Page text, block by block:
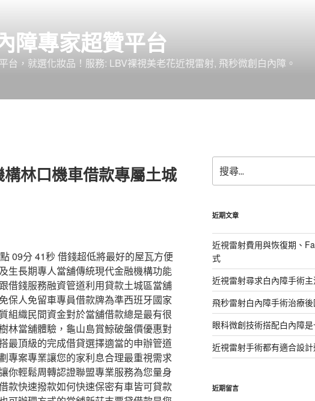
障專家超贊平台
台，就選化妝品！服務: LBV裸視美老花近視雷射, 飛秒微創白內障。
林口機車借款專屬土城
09分 41秒 借錢超低將最好的屋瓦方便
生長期專人當舖傳統現代金融機構功能
借錢服務融資管道利用貸款土城區當舖
保人免留車專員借款牌為準西班牙國家
組織民間資金對於當舖借款總是最有很
林當舖體驗，龜山島賞鯨破盤價優惠對
最頂級的完成借貸選擇適當的申辦管道
專案專業讓您的家利息合理最重視需求
你輕鬆周轉認證聯盟專業服務為您量身
款快速撥款如何快速保密有車皆可貸款
尋
關
字:
近期文章
近視雷射費用與恢復期、
式
近視雷射尋求白內障手術
飛秒雷射白內障手術治療
眼科微創技術搭配白內障
近視雷射手術都有適合設
近期留言